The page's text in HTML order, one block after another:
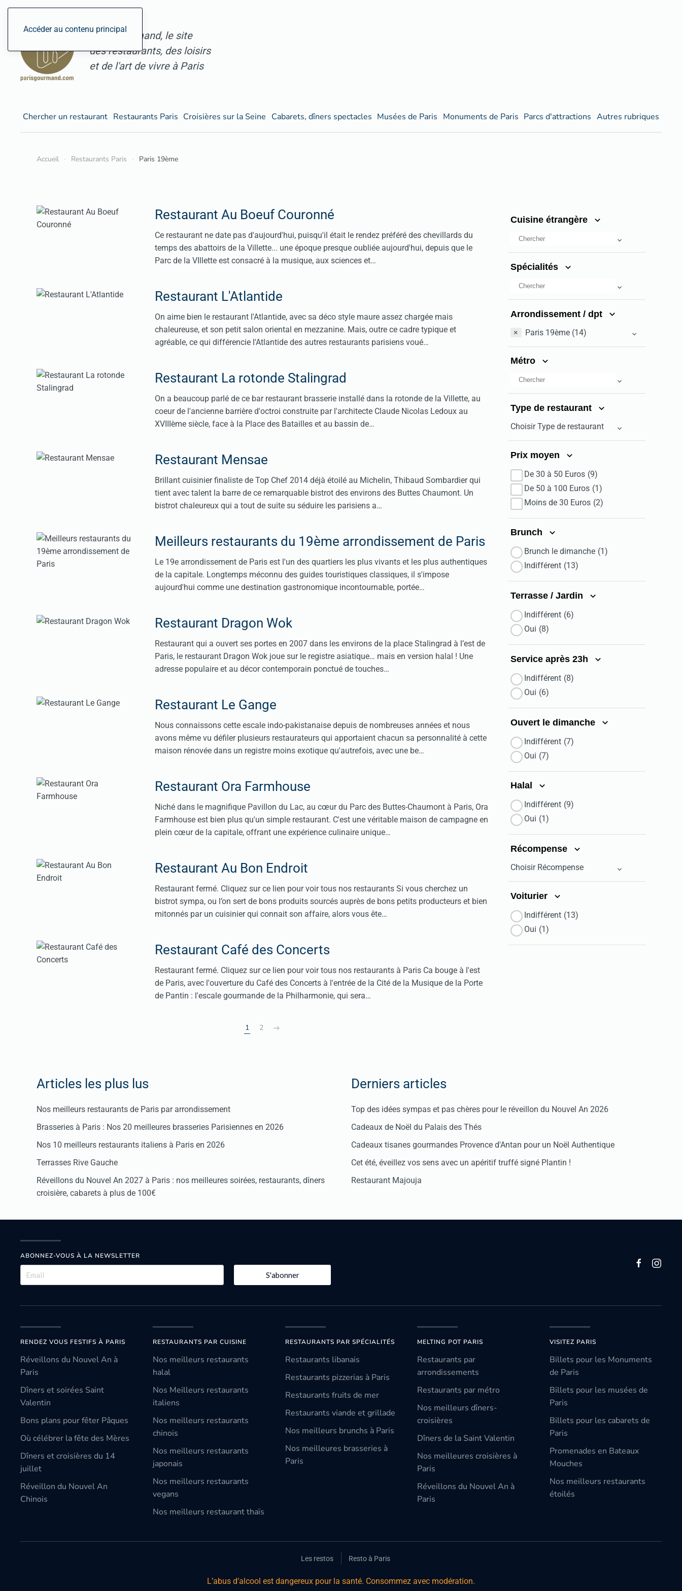
Accéder au contenu principal
ParisGourmand, le site
des restaurants, des loisirs
et de l'art de vivre à Paris
Chercher un restaurant Restaurants Paris Croisières sur la Seine Cabarets, dîners spectacles Musées de Paris Monuments de Paris Parcs d'attractions Autres rubriques
Accueil Restaurants Paris Paris 19ème
Restaurant Au Boeuf Couronné
Ce restaurant ne date pas d'aujourd'hui, puisqu'il était le rendez préféré des chevillards du
temps des abattoirs de la Villette... une époque presque oubliée aujourd'hui, depuis que le
Parc de la VIllette est consacré à la musique, aux sciences et…
Restaurant L'Atlantide
On aime bien le restaurant l'Atlantide, avec sa déco style maure assez chargée mais
chaleureuse, et son petit salon oriental en mezzanine. Mais, outre ce cadre typique et
agréable, ce qui différencie l'Atlantide des autres restaurants parisiens voué…
Restaurant La rotonde Stalingrad
On a beaucoup parlé de ce bar restaurant brasserie installé dans la rotonde de la Villette, au
coeur de l'ancienne barrière d'octroi construite par l'architecte Claude Nicolas Ledoux au
XVIIIème siècle, face à la Place des Batailles et au bassin de…
Restaurant Mensae
Brillant cuisinier finaliste de Top Chef 2014 déjà étoilé au Michelin, Thibaud Sombardier qui
tient avec talent la barre de ce remarquable bistrot des environs des Buttes Chaumont. Un
bistrot chaleureux qui a tout de suite su séduire les parisiens a…
Meilleurs restaurants du 19ème arrondissement de Paris
Le 19e arrondissement de Paris est l'un des quartiers les plus vivants et les plus authentiques
de la capitale. Longtemps méconnu des guides touristiques classiques, il s'impose
aujourd'hui comme une destination gastronomique incontournable, portée…
Restaurant Dragon Wok
Restaurant qui a ouvert ses portes en 2007 dans les environs de la place Stalingrad à l’est de
Paris, le restaurant Dragon Wok joue sur le registre asiatique… mais en version halal ! Une
adresse populaire et au décor contemporain ponctué de touches…
Restaurant Le Gange
Nous connaissons cette escale indo-pakistanaise depuis de nombreuses années et nous
avons même vu défiler plusieurs restaurateurs qui apportaient chacun sa personnalité à cette
maison rénovée dans un registre moins exotique qu'autrefois, avec une be…
Restaurant Ora Farmhouse
Niché dans le magnifique Pavillon du Lac, au cœur du Parc des Buttes-Chaumont à Paris, Ora
Farmhouse est bien plus qu'un simple restaurant. C'est une véritable maison de campagne en
plein cœur de la capitale, offrant une expérience culinaire unique…
Restaurant Au Bon Endroit
Restaurant fermé. Cliquez sur ce lien pour voir tous nos restaurants Si vous cherchez un
bistrot sympa, ou l’on sert de bons produits sourcés auprès de bons petits producteurs et bien
mitonnés par un cuisinier qui connait son affaire, alors vous ête…
Restaurant Café des Concerts
Restaurant fermé. Cliquez sur ce lien pour voir tous nos restaurants à Paris Ca bouge à l'est
de Paris, avec l'ouverture du Café des Concerts à l'entrée de la Cité de la Musique de la Porte
de Pantin : l'escale gourmande de la Philharmonie, qui sera…
1 2
Cuisine étrangère
Spécialités
Arrondissement / dpt
× Paris 19ème (14)
Métro
Type de restaurant
Choisir Type de restaurant
Prix moyen
De 30 à 50 Euros (9)
De 50 à 100 Euros (1)
Moins de 30 Euros (2)
Brunch
Brunch le dimanche (1)
Indifférent (13)
Terrasse / Jardin
Indifférent (6)
Oui (8)
Service après 23h
Indifférent (8)
Oui (6)
Ouvert le dimanche
Indifférent (7)
Oui (7)
Halal
Indifférent (9)
Oui (1)
Récompense
Choisir Récompense
Voiturier
Indifférent (13)
Oui (1)
Articles les plus lus
Nos meilleurs restaurants de Paris par arrondissement
Brasseries à Paris : Nos 20 meilleures brasseries Parisiennes en 2026
Nos 10 meilleurs restaurants italiens à Paris en 2026
Terrasses Rive Gauche
Réveillons du Nouvel An 2027 à Paris : nos meilleures soirées, restaurants, dîners
croisière, cabarets à plus de 100€
Derniers articles
Top des idées sympas et pas chères pour le réveillon du Nouvel An 2026
Cadeaux de Noël du Palais des Thés
Cadeaux tisanes gourmandes Provence d'Antan pour un Noël Authentique
Cet été, éveillez vos sens avec un apéritif truffé signé Plantin !
Restaurant Majouja
ABONNEZ-VOUS À LA NEWSLETTER
S'abonner
RENDEZ VOUS FESTIFS À PARIS
Réveillons du Nouvel An à
Paris
Dîners et soirées Saint
Valentin
Bons plans pour fêter Pâques
Où célébrer la fête des Mères
Dîners et croisières du 14
juillet
Réveillon du Nouvel An
Chinois
RESTAURANTS PAR CUISINE
Nos meilleurs restaurants
halal
Nos Meilleurs restaurants
italiens
Nos meilleurs restaurants
chinois
Nos meilleurs restaurants
japonais
Nos meilleurs restaurants
vegans
Nos meilleurs restaurant thaïs
RESTAURANTS PAR SPÉCIALITÉS
Restaurants libanais
Restaurants pizzerias à Paris
Restaurants fruits de mer
Restaurants viande et grillade
Nos meilleurs brunchs à Paris
Nos meilleures brasseries à
Paris
MELTING POT PARIS
Restaurants par
arrondissements
Restaurants par métro
Nos meilleurs dîners-
croisières
Dîners de la Saint Valentin
Nos meilleures croisières à
Paris
Réveillons du Nouvel An à
Paris
VISITEZ PARIS
Billets pour les Monuments
de Paris
Billets pour les musées de
Paris
Billets pour les cabarets de
Paris
Promenades en Bateaux
Mouches
Nos meilleurs restaurants
étoilés
Les restos Resto à Paris
L’abus d’alcool est dangereux pour la santé. Consommez avec modération.